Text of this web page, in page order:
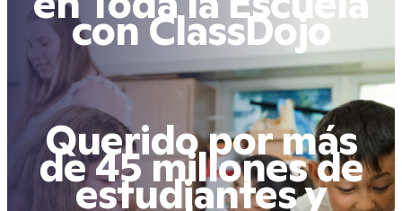
con ClassDojo
Querido por más
de 45 millones de
estudiantes y